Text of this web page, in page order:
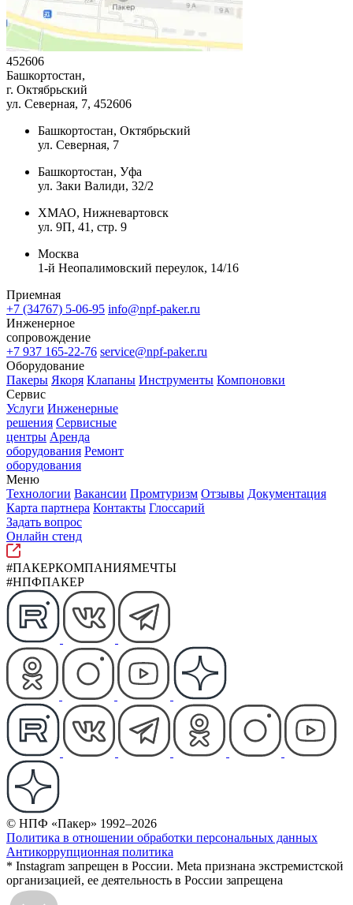
452606
Башкортостан,
г. Октябрьский
ул. Северная, 7, 452606
Башкортостан, Октябрьский
ул. Северная, 7
Башкортостан, Уфа
ул. Заки Валиди, 32/2
ХМАО, Нижневартовск
ул. 9П, 41, стр. 9
Москва
1-й Неопалимовский переулок, 14/16
Приемная
+7 (34767) 5-06-95 info@npf-paker.ru
Инженерное
сопровождение
+7 937 165-22-76 service@npf-paker.ru
Оборудование
Пакеры Якоря Клапаны Инструменты Компоновки
Сервис
Услуги Инженерные
решения Сервисные
центры Аренда
оборудования Ремонт
оборудования
Меню
Технологии Вакансии Промтуризм Отзывы Документация
Карта партнера Контакты Глоссарий
Задать вопрос
Онлайн стенд
#ПАКЕРКОМПАНИЯМЕЧТЫ
#НПФПАКЕР
© НПФ «Пакер» 1992–2026
Политика в отношении обработки персональных данных
Антикоррупционная политика
* Instagram запрещен в России. Meta признана экстремистской
организацией, ее деятельность в России запрещена